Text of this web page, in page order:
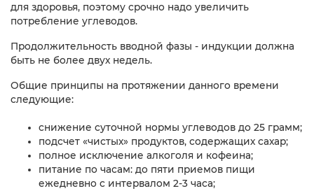
для здоровья, поэтому срочно надо увеличить
потребление углеводов.
Продолжительность вводной фазы - индукции должна
быть не более двух недель.
Общие принципы на протяжении данного времени
следующие:
снижение суточной нормы углеводов до 25 грамм;
подсчет «чистых» продуктов, содержащих сахар;
полное исключение алкоголя и кофеина;
питание по часам: до пяти приемов пищи
ежедневно с интервалом 2-3 часа;